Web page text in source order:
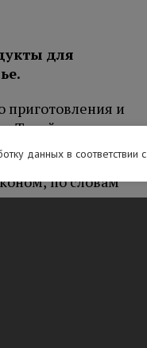
для
и
Такой завтрак врач
по словам
вредных
данных в соответствии с